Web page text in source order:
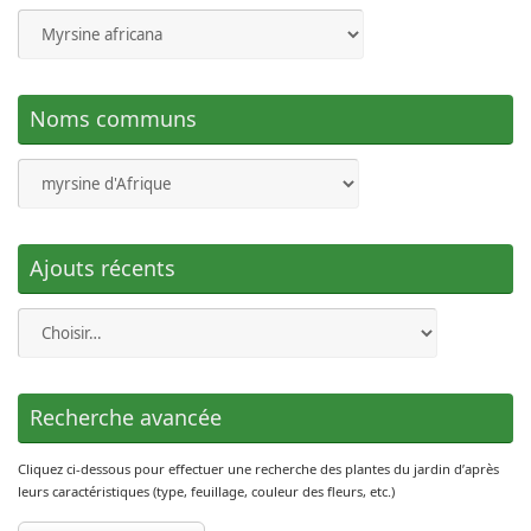
Noms communs
Ajouts récents
Recherche avancée
Cliquez ci-dessous pour effectuer une recherche des plantes du jardin d’après
leurs caractéristiques (type, feuillage, couleur des fleurs, etc.)